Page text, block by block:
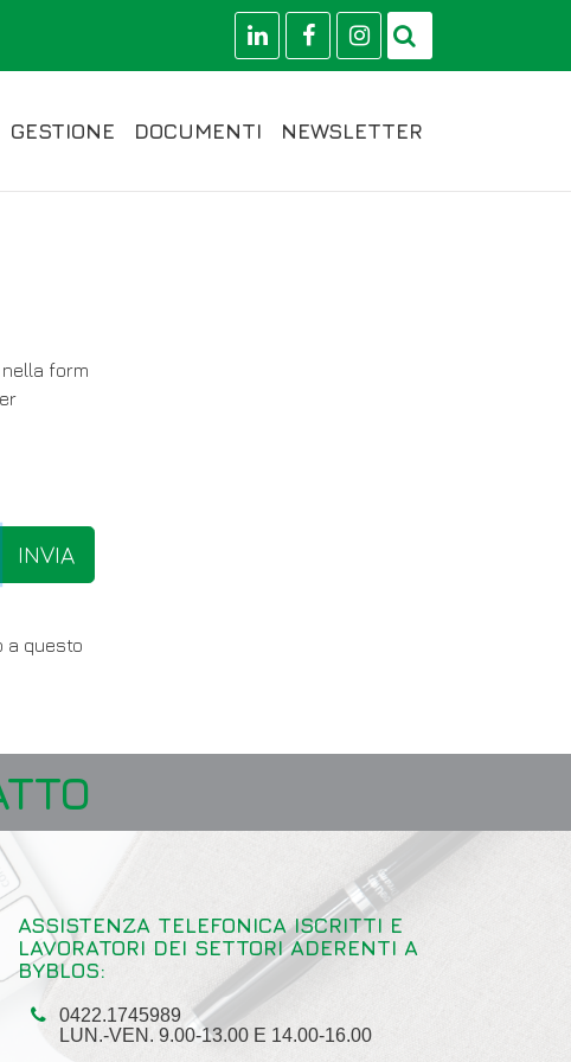
GESTIONE DOCUMENTI NEWSLETTER
form
INVIA
a questo
ASSISTENZA TELEFONICA ISCRITTI E
LAVORATORI DEI SETTORI ADERENTI A
BYBLOS:
0422.1745989
LUN.-VEN. 9.00-13.00 E 14.00-16.00